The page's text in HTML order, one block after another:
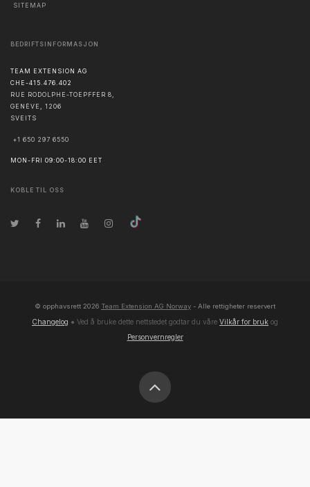
SITEMAP
BEDRIFTSINFORMASJON
TEAM EXTENSION AG
CHE-415.476.402
RUE RODOLPHE-TOEPFFER 8,
GENÈVE , 1206
SVEITS
+1 650 297 6550
MON-FRI 09:00-18:00 EET
KOBLE TIL OSS
© opphavsrett 2026 Team Extension AG Norway - Alle rettigheter reservert
Changelog ● Ved å bruke dette nettstedet godtar du våre Vilkår for bruk og
Personvernregler